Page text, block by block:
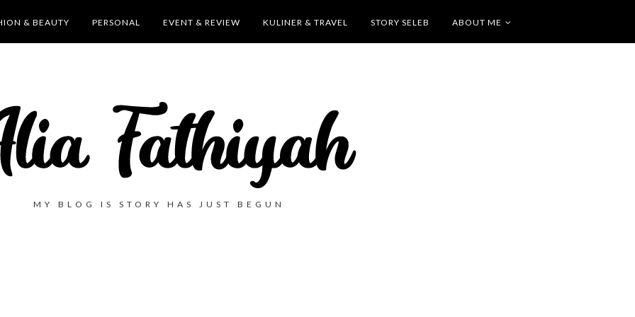
& BEAUTY PERSONAL EVENT & REVIEW KULINER & TRAVEL STORY SELEB ABOUT ME
MY BLOG IS STORY HAS JUST BEGUN